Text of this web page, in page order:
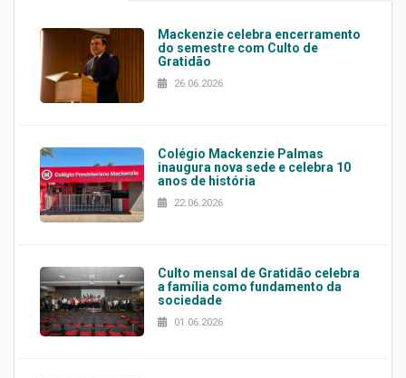
Mackenzie celebra encerramento
do semestre com Culto de
Gratidão
26.06.2026
Colégio Mackenzie Palmas
inaugura nova sede e celebra 10
anos de história
22.06.2026
Culto mensal de Gratidão celebra
a família como fundamento da
sociedade
01.06.2026